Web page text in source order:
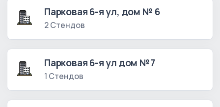
Парковая 6-я ул, дом № 6
2 Стендов
Парковая 6-я ул дом №7
1 Стендов